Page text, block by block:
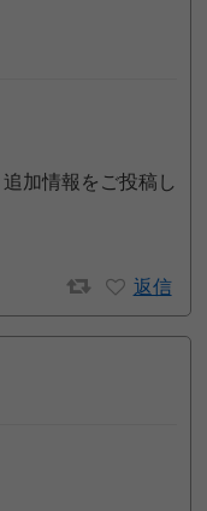
加情報をご投稿し
返信